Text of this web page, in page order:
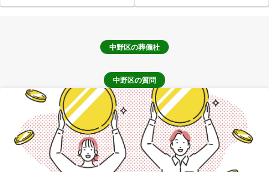
と流れは？
としも含めた総額が知りたいです
中野区の葬儀社
中野区の質問